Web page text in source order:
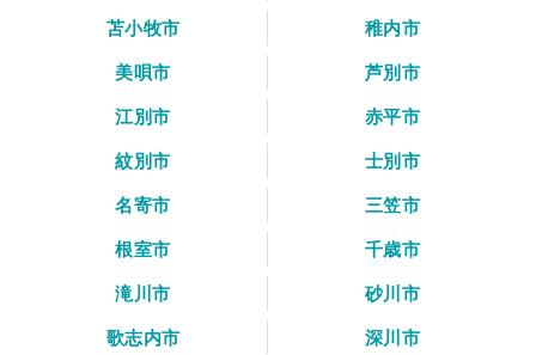
苫小牧市
稚内市
美唄市
芦別市
江別市
赤平市
紋別市
士別市
名寄市
三笠市
根室市
千歳市
滝川市
砂川市
歌志内市
深川市